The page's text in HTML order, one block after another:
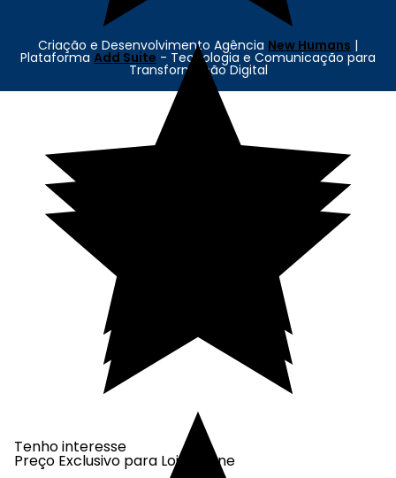
Tenho interesse
Preço Exclusivo para Loja Online
Criação e Desenvolvimento Agência New Humans |
Plataforma Add Suite - Tecnologia e Comunicação para
Transformação Digital